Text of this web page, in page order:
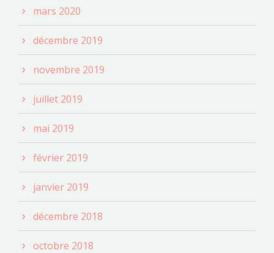
mars 2020
décembre 2019
novembre 2019
juillet 2019
mai 2019
février 2019
janvier 2019
décembre 2018
octobre 2018